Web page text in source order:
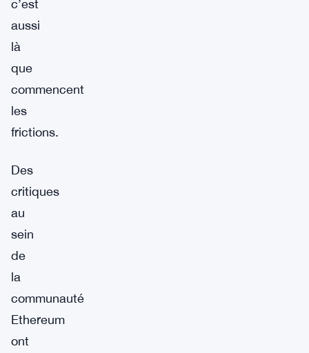
c’est
aussi
là
que
commencent
les
frictions.
Des
critiques
au
sein
de
la
communauté
Ethereum
ont